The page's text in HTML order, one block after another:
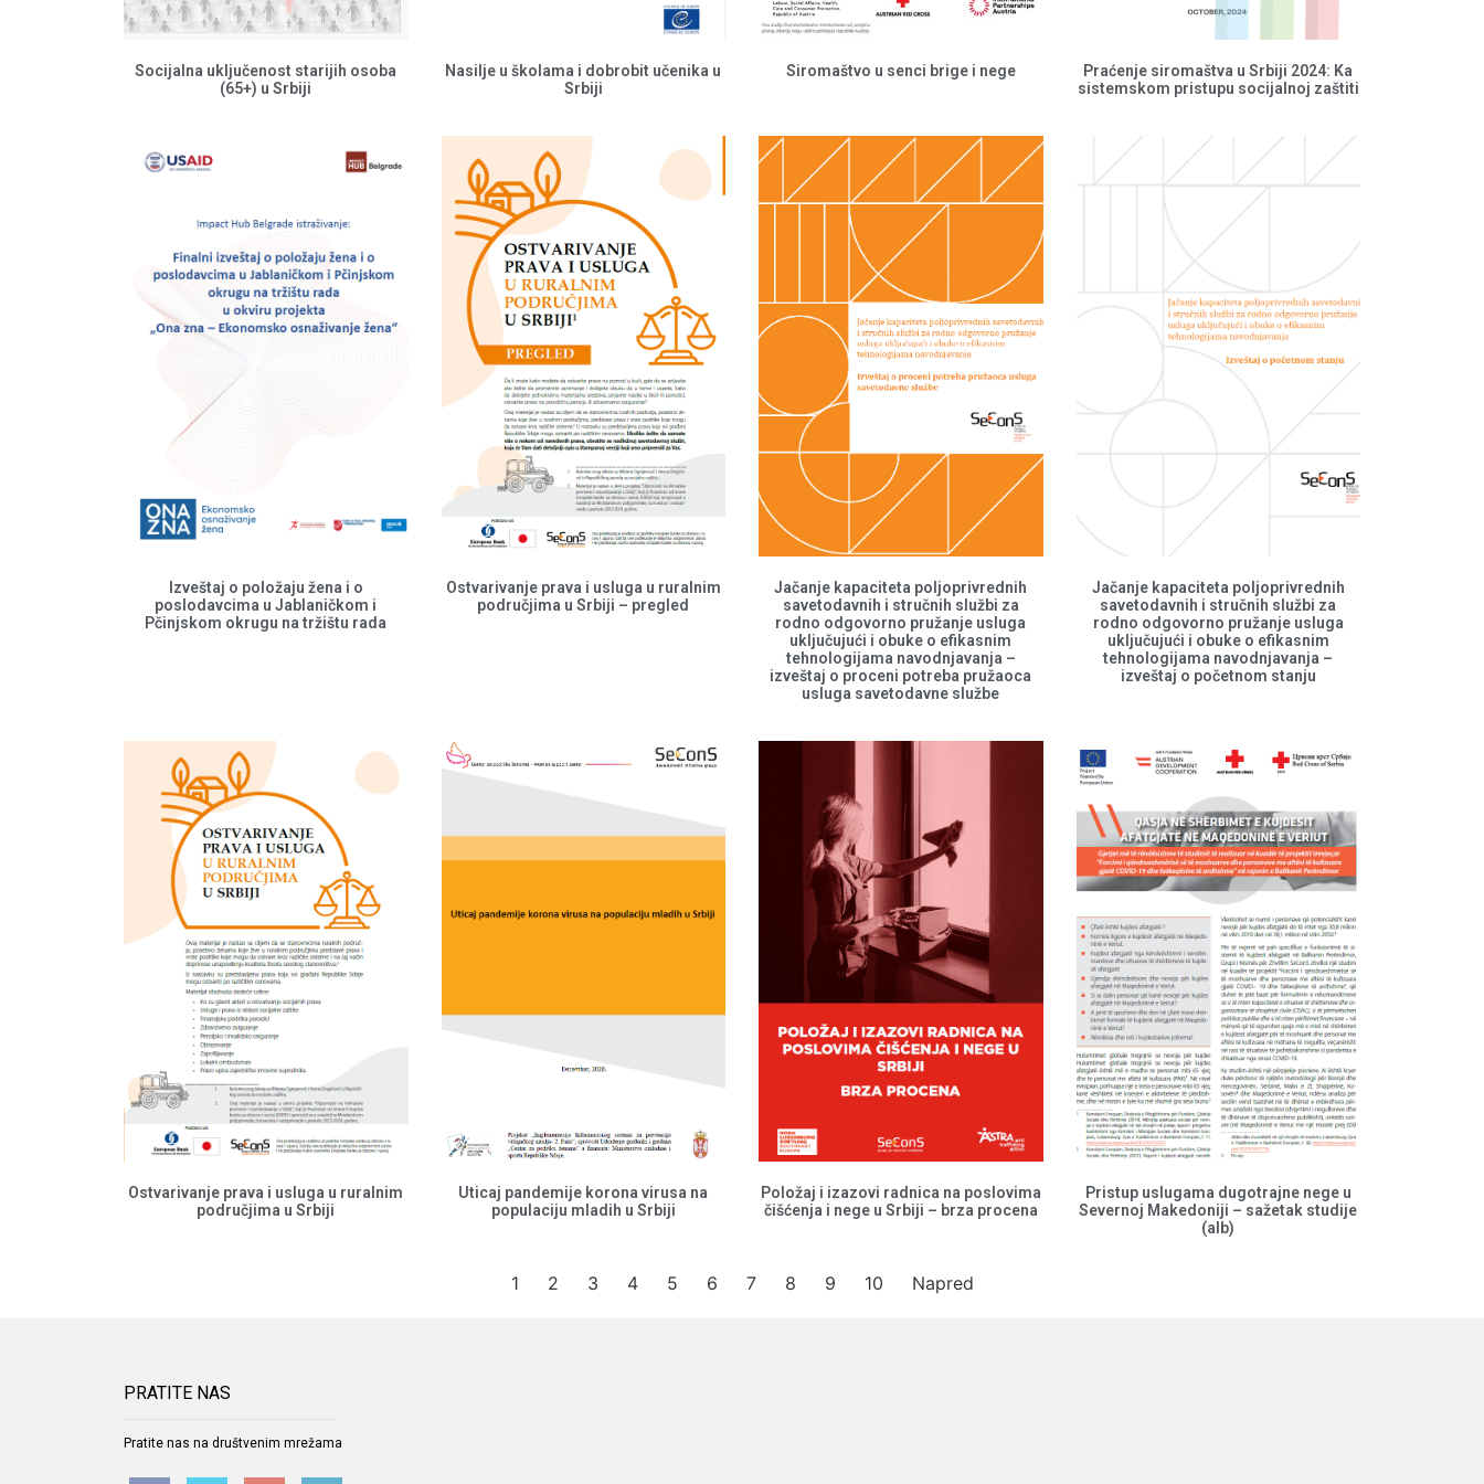
Socijalna uključenost starijih osoba
(65+) u Srbiji
Nasilje u školama i dobrobit učenika u
Srbiji
Siromaštvo u senci brige i nege
Praćenje siromaštva u Srbiji 2024: Ka
sistemskom pristupu socijalnoj zaštiti
Izveštaj o položaju žena i o
poslodavcima u Jablaničkom i
Pčinjskom okrugu na tržištu rada
Ostvarivanje prava i usluga u ruralnim
područjima u Srbiji – pregled
Jačanje kapaciteta poljoprivrednih
savetodavnih i stručnih službi za
rodno odgovorno pružanje usluga
uključujući i obuke o efikasnim
tehnologijama navodnjavanja –
izveštaj o proceni potreba pružaoca
usluga savetodavne službe
Jačanje kapaciteta poljoprivrednih
savetodavnih i stručnih službi za
rodno odgovorno pružanje usluga
uključujući i obuke o efikasnim
tehnologijama navodnjavanja –
izveštaj o početnom stanju
Ostvarivanje prava i usluga u ruralnim
područjima u Srbiji
Uticaj pandemije korona virusa na
populaciju mladih u Srbiji
Položaj i izazovi radnica na poslovima
čišćenja i nege u Srbiji – brza procena
Pristup uslugama dugotrajne nege u
Severnoj Makedoniji – sažetak studije
(alb)
1 2 3 4 5 6 7 8 9 10 Napred
PRATITE NAS
Pratite nas na društvenim mrežama